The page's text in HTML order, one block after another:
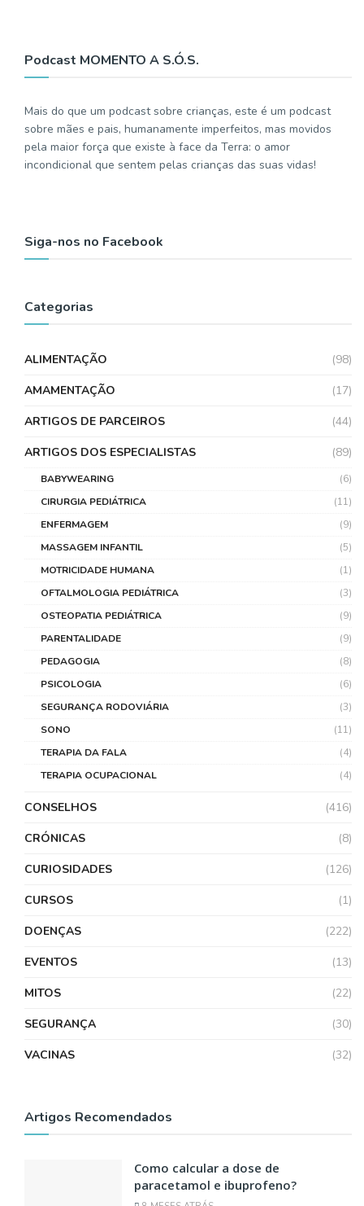
Podcast MOMENTO A S.Ó.S.
Mais do que um podcast sobre crianças, este é um podcast
sobre mães e pais, humanamente imperfeitos, mas movidos
pela maior força que existe à face da Terra: o amor
incondicional que sentem pelas crianças das suas vidas!
Siga-nos no Facebook
Categorias
ALIMENTAÇÃO
(98)
AMAMENTAÇÃO
(17)
ARTIGOS DE PARCEIROS
(44)
ARTIGOS DOS ESPECIALISTAS
(89)
BABYWEARING
(6)
CIRURGIA PEDIÁTRICA
(11)
ENFERMAGEM
(9)
MASSAGEM INFANTIL
(5)
MOTRICIDADE HUMANA
(1)
OFTALMOLOGIA PEDIÁTRICA
(3)
OSTEOPATIA PEDIÁTRICA
(9)
PARENTALIDADE
(9)
PEDAGOGIA
(8)
PSICOLOGIA
(6)
SEGURANÇA RODOVIÁRIA
(3)
SONO
(11)
TERAPIA DA FALA
(4)
TERAPIA OCUPACIONAL
(4)
CONSELHOS
(416)
CRÓNICAS
(8)
CURIOSIDADES
(126)
CURSOS
(1)
DOENÇAS
(222)
EVENTOS
(13)
MITOS
(22)
SEGURANÇA
(30)
VACINAS
(32)
Artigos Recomendados
Como calcular a dose de
paracetamol e ibuprofeno?